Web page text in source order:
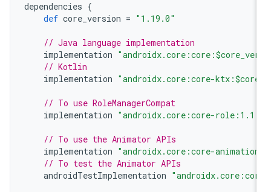
dependencies
def core_version = "1.19.0"
// Java language implementation
implementation
// Kotlin
implementation "androidx.core:core-
// To use RoleManagerCompat
implementation "androidx.core:core-
// To use the Animator APIs
implementation "androidx.core:core-
// To test the Animator APIs
androidTestImplementation